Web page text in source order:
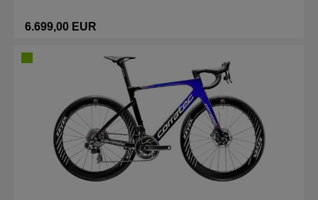
6.699,00 EUR